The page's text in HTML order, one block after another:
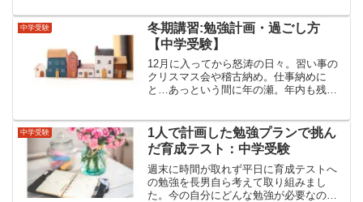
かのスゴモノでして…。初回の9月は…ぼ
たん思考力育成テスト...
中学受験
冬期講習:勉強計画・過ごし方
【中学受験】
12月に入ってから怒涛の日々。習い事の
クリスマス会や稽古納め。仕事納めに
と…あっという間に年の瀬。年内も残す
強計画塾からの帰宅時間に会えない状況
が続きましたが勉強計画を...
中学受験
1人で計画した勉強プランで挑ん
だ育成テスト：中学受験
週末に時間が取れず平日に育成テストへ
の勉強を長男自ら考えて取り組みまし
た。今の自分にどんな勉強が必要なのか